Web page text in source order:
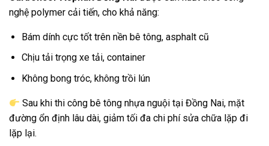
nghệ polymer cải tiến, cho khả năng:
Bám dính cực tốt trên nền bê tông, asphalt cũ
Chịu tải trọng xe tải, container
Không bong tróc, không trồi lún
Sau khi thi công bê tông nhựa nguội tại Đồng Nai, mặt
đường ổn định lâu dài, giảm tối đa chi phí sửa chữa lặp đi
lặp lại.